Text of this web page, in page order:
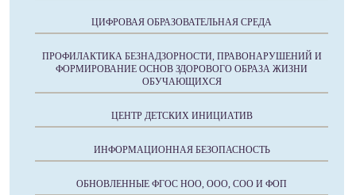
ЦИФРОВАЯ ОБРАЗОВАТЕЛЬНАЯ СРЕДА
ПРОФИЛАКТИКА БЕЗНАДЗОРНОСТИ, ПРАВОНАРУШЕНИЙ И
ФОРМИРОВАНИЕ ОСНОВ ЗДОРОВОГО ОБРАЗА ЖИЗНИ
ОБУЧАЮЩИХСЯ
ЦЕНТР ДЕТСКИХ ИНИЦИАТИВ
ИНФОРМАЦИОННАЯ БЕЗОПАСНОСТЬ
ОБНОВЛЕННЫЕ ФГОС НОО, ООО, СОО И ФОП